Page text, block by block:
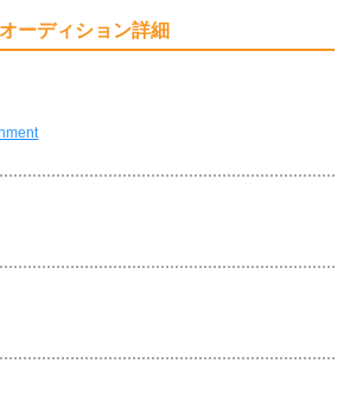
オーディション詳細